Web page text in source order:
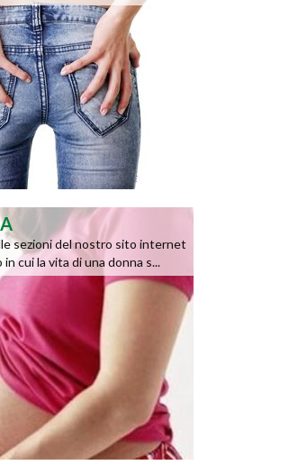
sezioni del nostro sito internet
cui la vita di una donna s...